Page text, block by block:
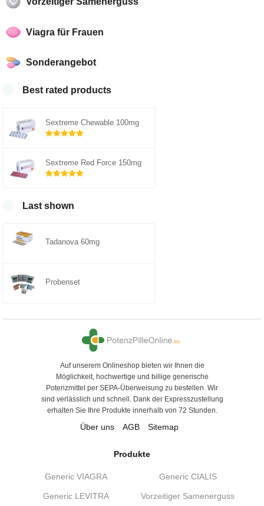
Viagra für Frauen
Sonderangebot
Best rated products
Sextreme Chewable 100mg
5
Sextreme Red Force 150mg
Last shown
Tadanova 60mg
Probenset
Auf unserem Onlineshop bieten wir Ihnen die
Möglichkeit, hochwertige und billige generische
Potenzmittel per SEPA-Überweisung zu bestellen. Wir
sind verlässlich und schnell. Dank der Expresszustellung
erhalten Sie Ihre Produkte innerhalb von 72 Stunden.
Über uns AGB Sitemap
Produkte
Generic VIAGRA Generic CIALIS
Generic LEVITRA Vorzeitiger Samenerguss